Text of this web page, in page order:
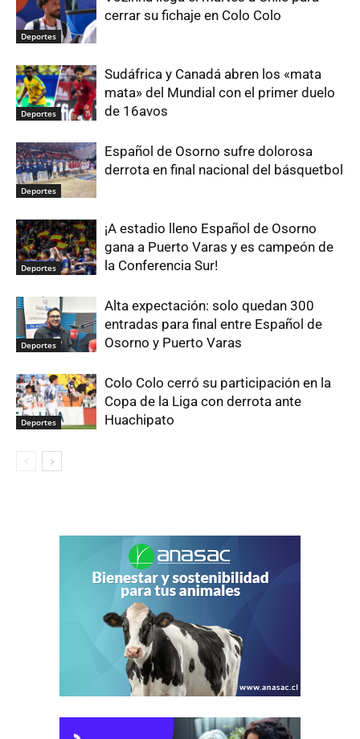
Deportes
cerrar su fichaje en Colo Colo
Deportes
Sudáfrica y Canadá abren los «mata
mata» del Mundial con el primer duelo
de 16avos
Deportes
Español de Osorno sufre dolorosa
derrota en final nacional del básquetbol
Deportes
¡A estadio lleno Español de Osorno
gana a Puerto Varas y es campeón de
la Conferencia Sur!
Deportes
Alta expectación: solo quedan 300
entradas para final entre Español de
Osorno y Puerto Varas
Deportes
Colo Colo cerró su participación en la
Copa de la Liga con derrota ante
Huachipato